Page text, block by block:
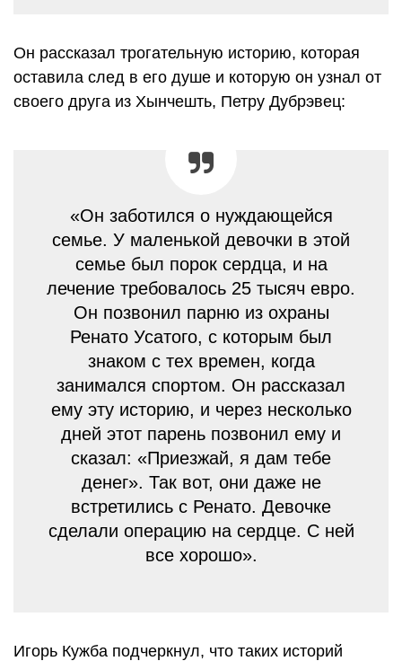
Он рассказал трогательную историю, которая
оставила след в его душе и которую он узнал от
своего друга из Хынчешть, Петру Дубрэвец:
«Он заботился о нуждающейся
семье. У маленькой девочки в этой
семье был порок сердца, и на
лечение требовалось 25 тысяч евро.
Он позвонил парню из охраны
Ренато Усатого, с которым был
знаком с тех времен, когда
занимался спортом. Он рассказал
ему эту историю, и через несколько
дней этот парень позвонил ему и
сказал: «Приезжай, я дам тебе
денег». Так вот, они даже не
встретились с Ренато. Девочке
сделали операцию на сердце. С ней
все хорошо».
Игорь Кужба подчеркнул, что таких историй